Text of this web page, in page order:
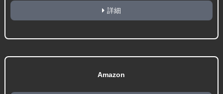
詳細
Amazon